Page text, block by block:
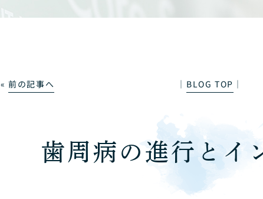
«前の記事へ │ BLOG TOP │
歯周病の進行とイ